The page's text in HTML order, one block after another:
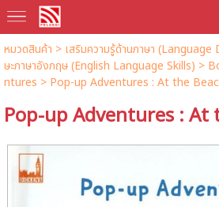
หมวดสินค้า > เสริมความรู้ด้านภาษา
ษะภาษาอังกฤษ (English Language Skills) >
ntures > Pop-up Adventures : At the
Pop-up Adventures : At